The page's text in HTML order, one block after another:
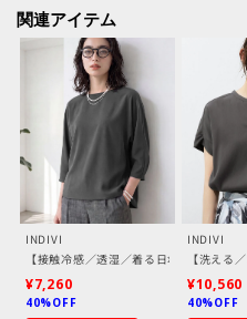
■気になるアイテムは『お気に入り登
[お気に入り登録とは？]
オンラインサイトの各アイテムにあ
クリックして簡単に追加できます！
[おすすめPOINT]
お得な情報をGETできます！！
POINT.1
再入荷通知や、値下げ情報・在庫状
関連アイテム
INDIVI
【接触冷感／透湿／着る日傘】ドルマン
¥7,260
40%OFF
INDIVI
【洗える
¥10,560
40%OFF